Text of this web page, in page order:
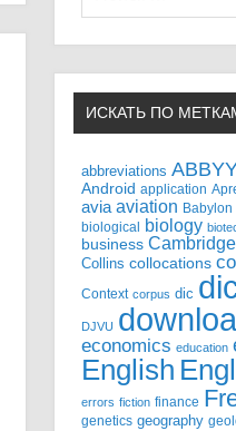
ИСКАТЬ ПО
abbreviations
Android application
avia aviation Babylon
biological biology
business Cambridge
Collins collocations
Context corpus dic
DJVU
economics education
English
errors fiction finance
genetics geography